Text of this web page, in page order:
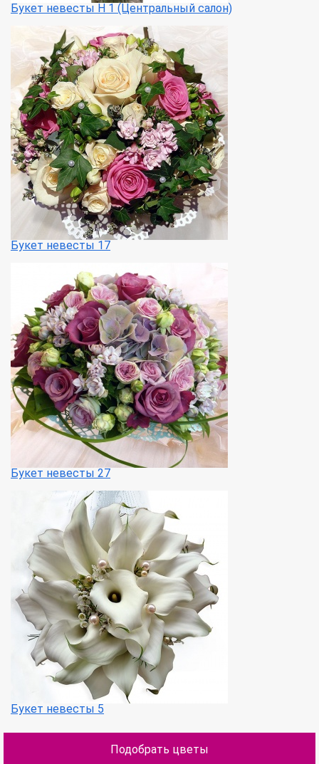
Букет невесты Н 1 (Центральный салон)
Букет невесты 17
Букет невесты 27
Букет невесты 5
Подобрать цветы